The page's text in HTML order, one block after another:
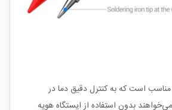
مناسب است که به کنترل دقیق دما در
بدون استفاده از ایستگاه هویه